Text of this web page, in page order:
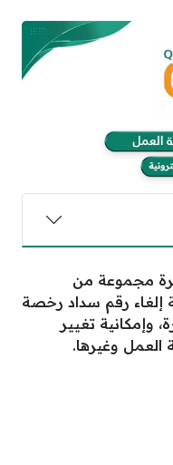
مجموعة من
إلغاء رقم سداد رخصة
تغيير
وغيرها.